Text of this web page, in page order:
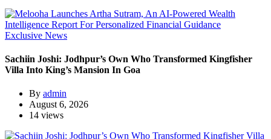
Exclusive News
Sachiin Joshi: Jodhpur’s Own Who Transformed Kingfisher
Villa Into King’s Mansion In Goa
By admin
August 6, 2026
14 views